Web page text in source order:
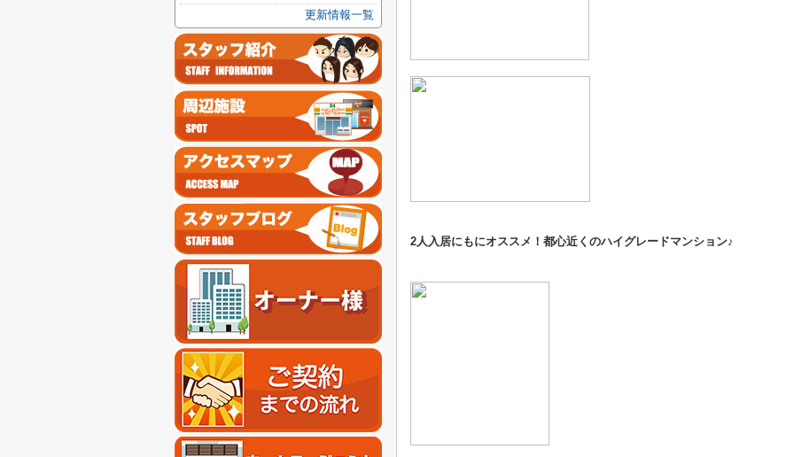
2人入居にもにオススメ！都心近くのハイグレードマンション♪
更新情報一覧